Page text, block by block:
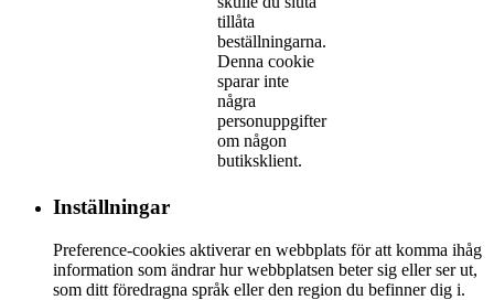
tillåta
beställningarna.
Denna cookie
sparar inte
några
personuppgifter
om någon
butiksklient.
Inställningar
Preference-cookies aktiverar en webbplats för att komma ihåg
information som ändrar hur webbplatsen beter sig eller ser ut,
som ditt föredragna språk eller den region du befinner dig i.